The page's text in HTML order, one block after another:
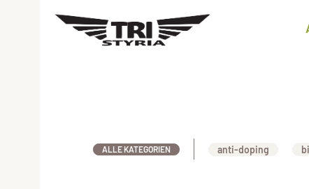
ALLE KATEGORIEN anti-doping